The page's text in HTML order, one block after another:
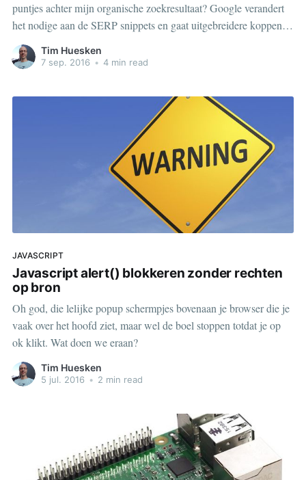
puntjes achter mijn organische zoekresultaat? Google verandert
het nodige aan de SERP snippets en gaat uitgebreidere koppen
aanbieden.
Tim Huesken
7 sep. 2016 • 4 min read
JAVASCRIPT
Javascript alert() blokkeren zonder rechten
op bron
Oh god, die lelijke popup schermpjes bovenaan je browser die je
vaak over het hoofd ziet, maar wel de boel stoppen totdat je op
ok klikt. Wat doen we eraan?
Tim Huesken
5 jul. 2016 • 2 min read